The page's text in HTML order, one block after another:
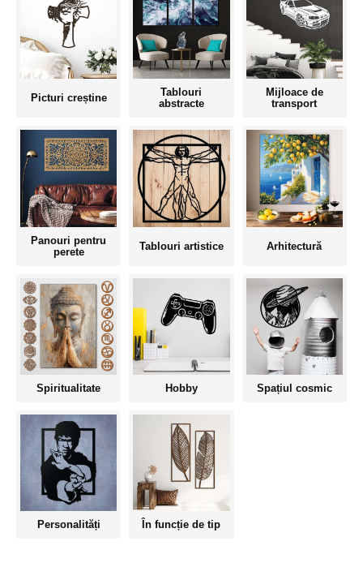
Picturi creștine
Tablouri
abstracte
Mijloace de
transport
Panouri pentru
perete
Tablouri artistice Arhitectură
Spiritualitate Hobby Spațiul cosmic
Personalități În funcție de tip